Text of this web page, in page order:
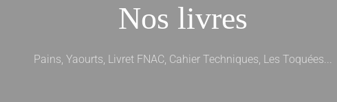
Nos livres
Pains, Yaourts, Livret FNAC, Cahier Techniques, Les Toquées...